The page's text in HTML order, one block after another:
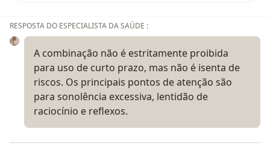
RESPOSTA DO ESPECIALISTA DA SAÚDE :
A combinação não é estritamente proibida
para uso de curto prazo, mas não é isenta de
riscos. Os principais pontos de atenção são
para sonolência excessiva, lentidão de
raciocínio e reflexos.